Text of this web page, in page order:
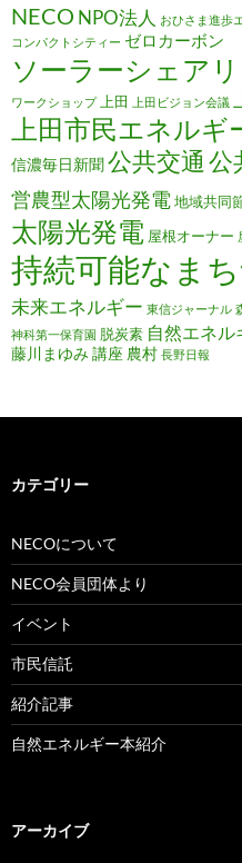
NECO NPO法人 おひさま進歩
コンパクトシティー ゼロカーボン
ソーラーシェア
ワークショップ 上田 上田ビジョン会議
上田市民エネルギ
信濃毎日新聞公共交通 公
営農型太陽光発電 地域共同
太陽光発電 屋根オーナー
持続可能なま
未来エネルギー 東信ジャーナル
神科第一保育園 脱炭素 自然エネル
藤川まゆみ 講座 農村 長野日報
カテゴリー
NECOについて
NECO会員団体より
イベント
市民信託
紹介記事
自然エネルギー本紹介
アーカイブ